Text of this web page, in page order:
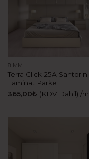
8 MM
Terra Click 25A Santorini
Laminat Parke
365,00₺ (KDV Dahil) /m